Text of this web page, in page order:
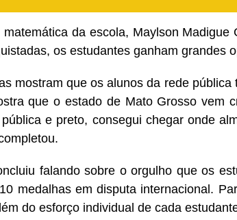
da escola, Maylson Madigue
os estudantes ganham grandes
mostram que os alunos da rede
que o estado de Mato Grosso vem
e preto, consegui chegar onde
falando sobre o orgulho que os
medalhas em disputa internacional.
do esforço individual de cada